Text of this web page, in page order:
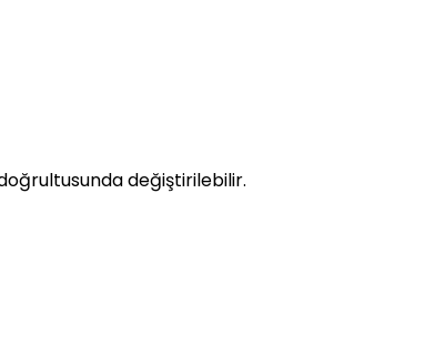
değiştirilebilir.